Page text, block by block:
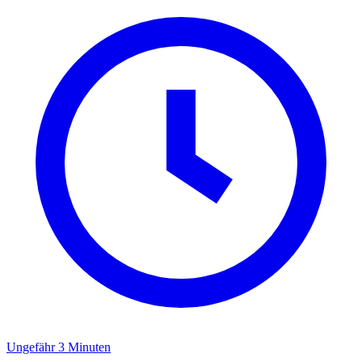
Ungefähr 3 Minuten